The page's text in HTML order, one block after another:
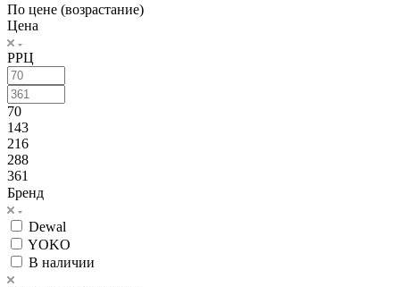
По цене (возрастание)
Цена
РРЦ
70
143
216
288
361
Бренд
Dewal
YOKO
В наличии